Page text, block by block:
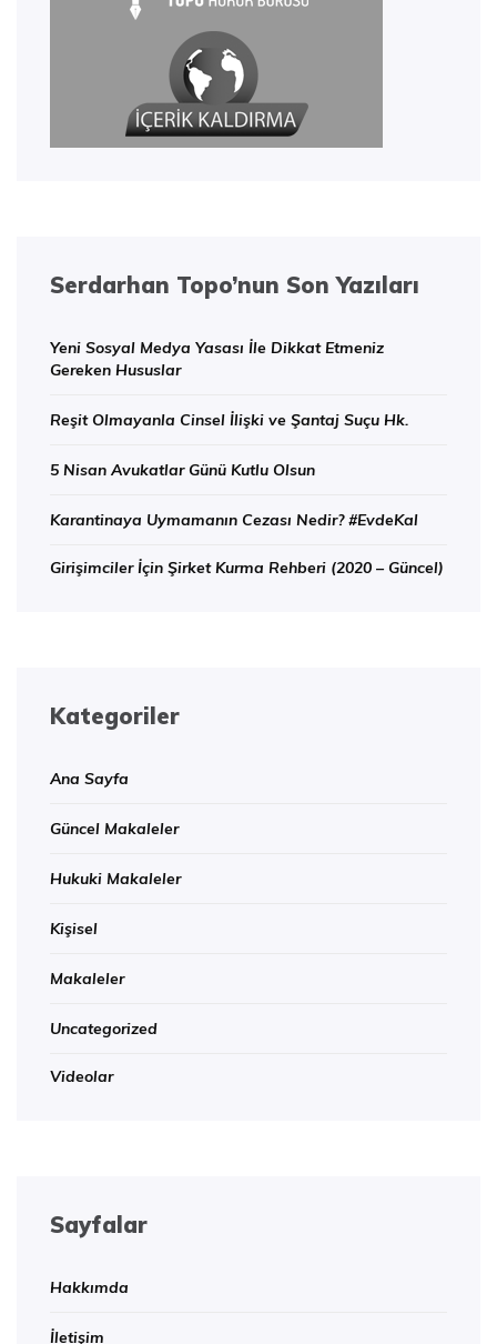
Serdarhan Topo’nun Son Yazıları
Yeni Sosyal Medya Yasası İle Dikkat Etmeniz
Gereken Hususlar
Reşit Olmayanla Cinsel İlişki ve Şantaj Suçu Hk.
5 Nisan Avukatlar Günü Kutlu Olsun
Karantinaya Uymamanın Cezası Nedir? #EvdeKal
Girişimciler İçin Şirket Kurma Rehberi (2020 – Güncel)
Kategoriler
Ana Sayfa
Güncel Makaleler
Hukuki Makaleler
Kişisel
Makaleler
Uncategorized
Videolar
Sayfalar
Hakkımda
İletişim